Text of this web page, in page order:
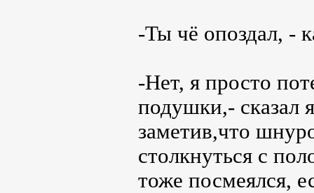
-Ты чё опоздал, -
-Нет, я просто
подушки,- сказал
заметив,что
столкнуться с
тоже посмеялся,